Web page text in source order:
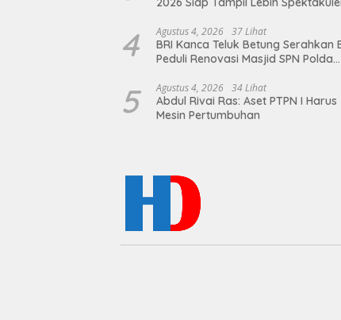
Artis Ibu Kota
4 Agustus 4, 2026 37 Lihat
BRI Kanca Teluk Betung Serahkan
Peduli Renovasi Masjid SPN Polda
terhadap Sarana Ibadah
5 Agustus 4, 2026 34 Lihat
Abdul Rivai Ras: Aset PTPN I
Mesin Pertumbuhan